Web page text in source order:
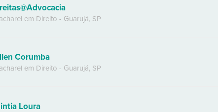
em Direito - Guarujá, SP
Corumba
em Direito - Guarujá, SP
Loura